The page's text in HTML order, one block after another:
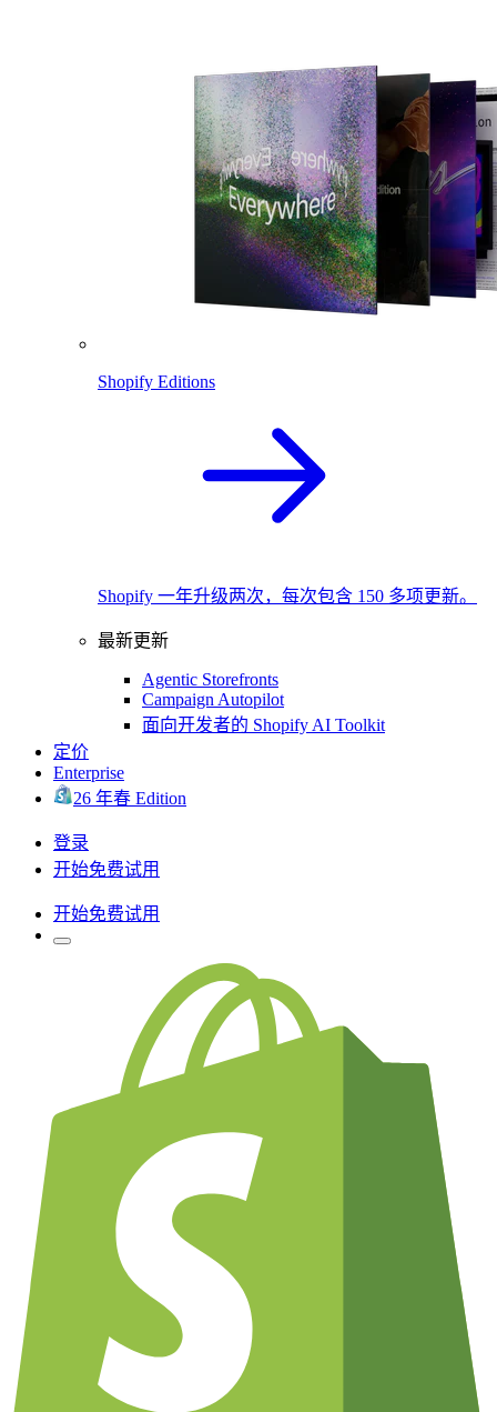
Shopify Editions
Shopify 一年升级两次，每次包含 150 多项更新。
最新更新
Agentic Storefronts
Campaign Autopilot
面向开发者的 Shopify AI Toolkit
定价
Enterprise
26 年春 Edition
登录
开始免费试用
开始免费试用